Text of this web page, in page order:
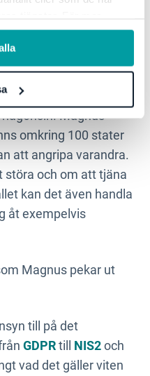
.
Stena AB kopplat till
även externt.
Magnus
omkring 100 stater
att angripa varandra.
störa och om att tjäna
kan det även handla
åt exempelvis
Magnus pekar ut
till på det
GDPRtill NIS2och
vad det gäller viten